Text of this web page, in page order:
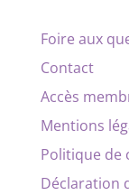
Foire aux
Contact
Accès
Mentions
Politique de
Déclaration